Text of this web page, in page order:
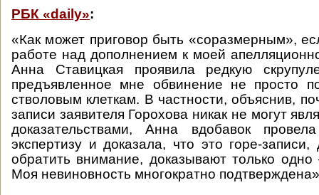
РБК «daily»:
«Как может приговор быть «соразмерным»,
работе над дополнением к моей
Анна Ставицкая проявила редкую
предъявленное мне обвинение не просто
стволовым клеткам. В частности, объяснив,
записи заявителя Горохова никак не могут
доказательствами, Анна вдобавок провела
экспертизу и доказала, что это горе-
обратить внимание, доказывают только
Моя невиновность многократно